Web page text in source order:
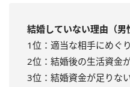
結婚していない理由（男
1位：適当な相手にめぐ
2位：結婚後の生活資金
3位：結婚資金が足りな